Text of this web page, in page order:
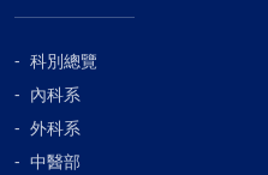
科別總覽
內科系
外科系
中醫部